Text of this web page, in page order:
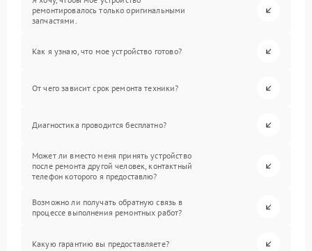
ремонтировалось только оригинальными
запчастями.
Как я узнаю, что мое устройство готово?
От чего зависит срок ремонта техники?
Диагностика проводится бесплатно?
Может ли вместо меня принять устройство
после ремонта другой человек, контактный
телефон которого я предоставлю?
Возможно ли получать обратную связь в
процессе выполнения ремонтных работ?
Какую гарантию вы предоставляете?